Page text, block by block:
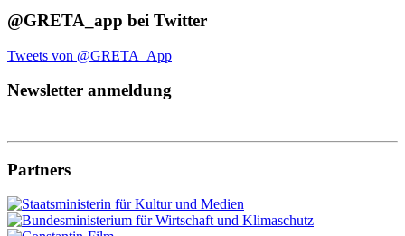
@GRETA_app bei Twitter
Tweets von @GRETA_App
Newsletter anmeldung
Partners